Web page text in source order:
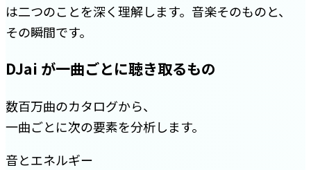
は二つのことを深く理解します。音楽そのものと、
その瞬間です。
DJai が一曲ごとに聴き取るもの
数百万曲のカタログから、
一曲ごとに次の要素を分析します。
音とエネルギー